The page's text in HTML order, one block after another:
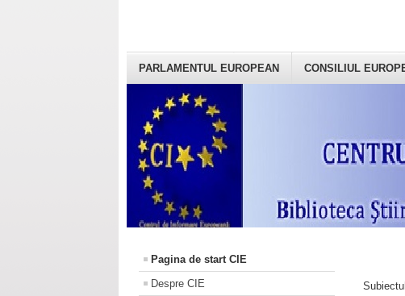
PARLAMENTUL EUROPEAN CONSILIUL
Pagina de start CIE
Despre CIE